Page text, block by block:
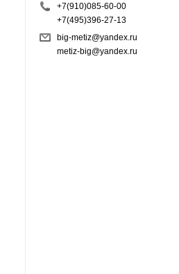
+7(910)085-60-00
+7(495)396-27-13
big-metiz@yandex.ru
metiz-big@yandex.ru